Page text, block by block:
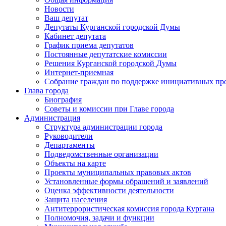
Новости
Ваш депутат
Депутаты Курганской городской Думы
Кабинет депутата
График приема депутатов
Постоянные депутатские комиссии
Решения Курганской городской Думы
Интернет-приемная
Собрание граждан по поддержке инициативных
Глава города
Биография
Советы и комиссии при Главе города
Администрация
Структура администрации города
Руководители
Департаменты
Подведомственные организации
Объекты на карте
Проекты муниципальных правовых актов
Установленные формы обращений и заявлений
Оценка эффективности деятельности
Защита населения
Антитеррористическая комиссия города Кургана
Полномочия, задачи и функции